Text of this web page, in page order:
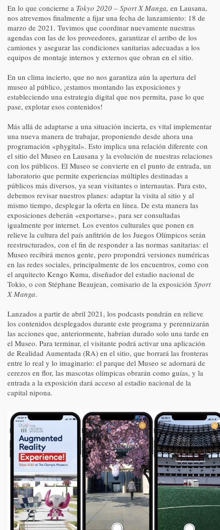
En lo que concierne a Tokyo 2020 – Sport X Manga, en Lausana,
nos atrevemos finalmente a fijar una fecha de lanzamiento: 18 de
marzo de 2021. Tuvimos que coordinar nuevamente nuestras
agendas con las de los proveedores, garantizar el arribo de los
camiones y asegurar las condiciones sanitarias adecuadas a los
equipos de montaje internos y externos que obran en el sitio.
En un clima incierto, que no nos garantiza aún la apertura del
museo al público, ¡estamos montando las exposiciones y
estableciendo una estrategia digital que nos permita, pase lo que
pase, explotar esos contenidos!
Más allá de adaptarse a una situación incierta, es vital implementar
una nueva manera de trabajar, proponiendo desde ahora una
programación «phygital». Esto implica una relación diferente con
el sitio del Museo en Lausana y la evolución de nuestras relaciones
con los públicos. El Museo se convierte en el punto de entrada, un
laboratorio que permite experiencias múltiples destinadas a
públicos más diversos, ya sean visitantes o internautas. Para esto,
debemos revisar nuestros planes: adaptar la visita al sitio y al
mismo tiempo, desplegar la oferta en línea. De esta manera las
exposiciones deberán «exportarse», para ser consultadas
igualmente por internet. Los eventos culturales que ponen en
relieve la cultura del país anfitrión de los Juegos Olímpicos serán
reestructurados, con el fin de responder a las normas sanitarias: el
Museo recibirá menos gente, pero propondrá versiones numéricas
en las redes sociales, principalmente de los encuentros, como con
el arquitecto Kengo Kuma, diseñador del estadio nacional de
Tokio, o con Stéphane Beaujean, comisario de la exposición Sport
X Manga.
Lanzados a partir de abril 2021, los podcasts pondrán en relieve
los contenidos desplegados durante este programa y perennizarán
las acciones que, anteriormente, habrían durado solo una tarde en
el Museo. Para terminar, el visitante podrá activar una aplicación
de Realidad Aumentada (RA) en el sitio, que borrará las fronteras
entre lo real y lo imaginario: el parque del Museo se adornará de
cerezos en flor, las mascotas olímpicas obrarán como guías, y la
entrada a la exposición dará acceso al estadio nacional de la
capital nipona.